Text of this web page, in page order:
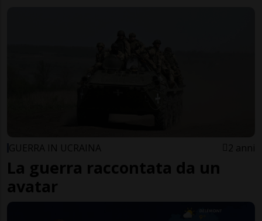
GUERRA IN UCRAINA 2 anni
La guerra raccontata da un
avatar